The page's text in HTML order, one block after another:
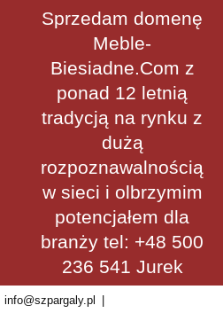
Sprzedam domenę
Meble-
Biesiadne.Com z
ponad 12 letnią
tradycją na rynku z
dużą
rozpoznawalnością
w sieci i olbrzymim
potencjałem dla
branży tel: +48 500
236 541 Jurek
info@szpargaly.pl